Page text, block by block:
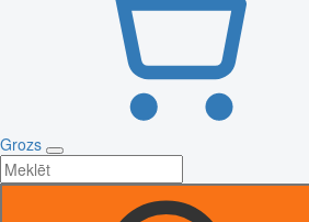
Grozs